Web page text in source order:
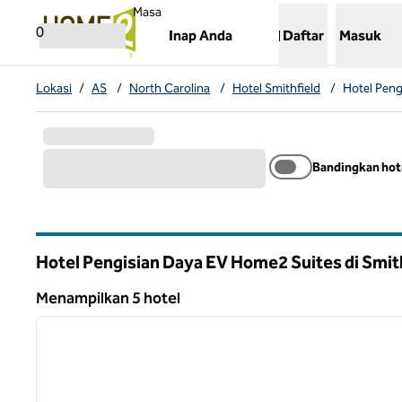
0
Masa
Inap Anda
,Membuka tab baru
Daftar Masuk
Lokasi / AS / North Carolina / Hotel Smithfield / Hotel
Bandingkan
Hotel Pengisian Daya EV Home2 Suites di
Menampilkan 5 hotel
Menampilkan 5 hotel
1 dari 12